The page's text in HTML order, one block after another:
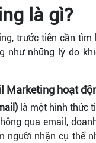
là gì?
trước tiên cần
như những lý do
Marketing hoạt
là một hình thức
qua email,
người nhận cụ thể